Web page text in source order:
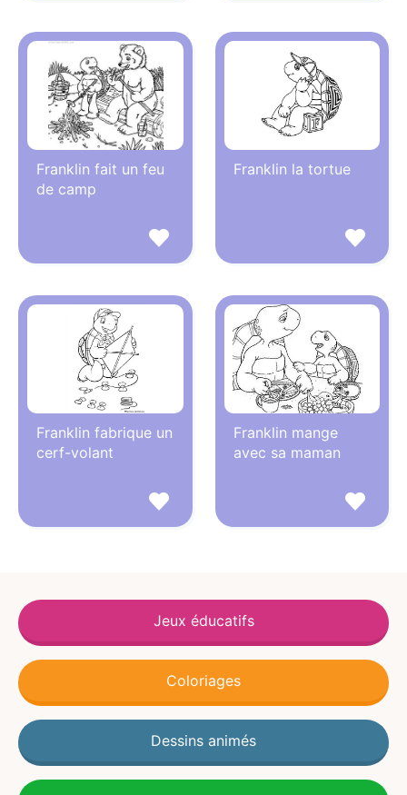
Franklin fait un feu
de camp
Franklin la tortue
Franklin fabrique un
cerf-volant
Franklin mange
avec sa maman
Jeux éducatifs
Coloriages
Dessins animés